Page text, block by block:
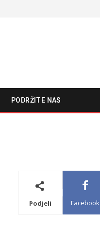
PODRŽITE NAS
Podjeli Facebook